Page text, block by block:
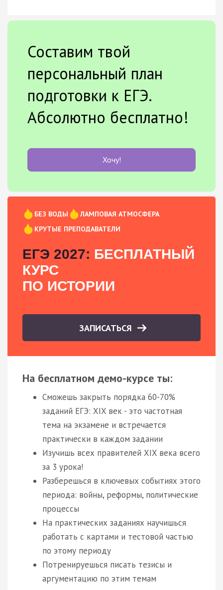
Составим твой
персональный план
подготовки к ЕГЭ.
Абсолютно бесплатно!
Хочу!
БЕЗ ВОДЫ
ЛАМПОВАЯ АТМОСФЕРА
КРУТЫЕ ПРЕПОДАВАТЕЛИ
ЕГЭ 2027: БЕСПЛАТНЫЙ
КУРС
ПО ИСТОРИИ
ЗАПИСАТЬСЯ
На бесплатном демо-курсе ты:
Сможешь закрыть порядка 60-70%
заданий ЕГЭ: XIX век - это частотная
тема на экзамене и встречается
практически в каждом задании
Изучишь всех правителей XIX века всего
за 3 урока!
Разберешься в ключевых событиях этого
периода: войны, реформы, политические
процессы
На практических заданиях научишься
работать с картами и тестовой частью
по этому периоду
Потренируешься писать тезисы и
аргументацию по этим темам